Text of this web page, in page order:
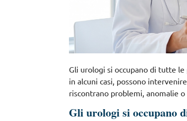
Gli urologi si occupano di tutte
in alcuni casi, possono
riscontrano problemi, anomalie
Gli urologi si occupano